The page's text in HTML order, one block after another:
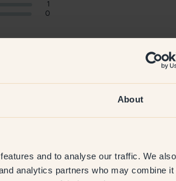
About
and to analyse our traffic. We
analytics partners who may combine it
1
0